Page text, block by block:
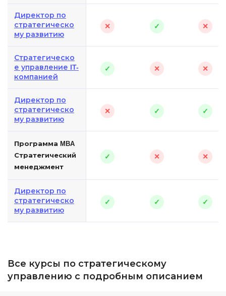
Директор по
стратегическо
му развитию
✕ ✓ ✕
Стратегическо
е управление IT-
компанией
✓ ✕ ✕
Директор по
стратегическо
му развитию
✕ ✓ ✓
Программа MBA
Стратегический
менеджмент
✓ ✕ ✕
Директор по
стратегическо
му развитию
✓ ✓ ✓
Все курсы по стратегическому
управлению с подробным описанием